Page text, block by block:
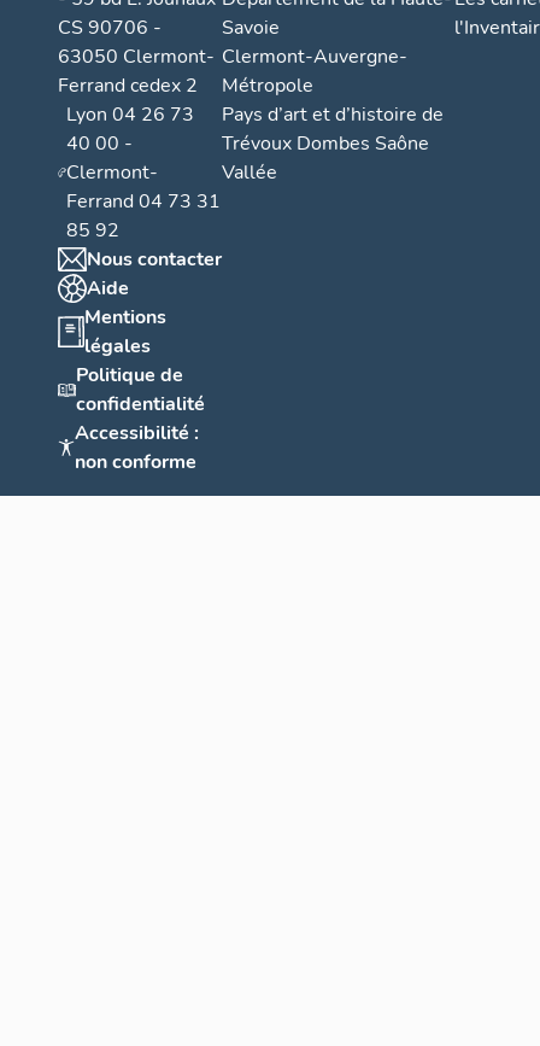
CS 90706 -
63050 Clermont-
Ferrand cedex 2
Lyon 04 26 73
40 00 -
Clermont-
Ferrand 04 73 31
85 92
Nous contacter
Aide
Mentions
légales
Politique de
confidentialité
Accessibilité :
non conforme
Savoie
Clermont-Auvergne-
Métropole
Pays d’art et d’histoire de
Trévoux Dombes Saône
Vallée